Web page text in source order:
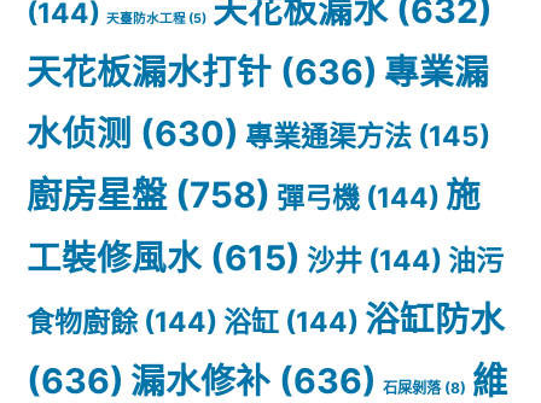
(144) 天臺防水工程 (5) 天花板漏水(632)
天花板漏水打针 (636) 專業漏
水侦测 (630) 專業通渠方法 (145)
廚房星盤(758) 彈弓機 (144) 施
工裝修風水(615) 沙井 (144) 油污
食物廚餘(144) 浴缸 (144) 浴缸防水
(636) 漏水修补 (636) 石屎剝落(8) 維